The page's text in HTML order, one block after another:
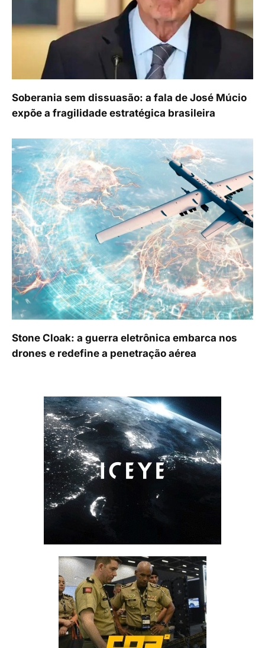
Soberania sem dissuasão: a fala de José Múcio
expõe a fragilidade estratégica brasileira
Stone Cloak: a guerra eletrônica embarca nos
drones e redefine a penetração aérea